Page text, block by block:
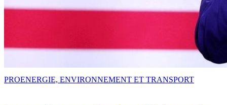
PROENERGIE, ENVIRONNEMENT ET TRANSPORT